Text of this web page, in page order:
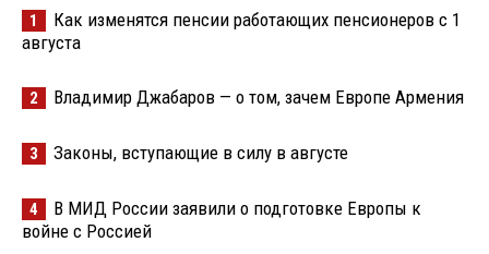
1
Как изменятся пенсии работающих пенсионеров с 1
августа
2 Владимир Джабаров — о том, зачем Европе Армения
3 Законы, вступающие в силу в августе
4
В МИД России заявили о подготовке Европы к
войне с Россией